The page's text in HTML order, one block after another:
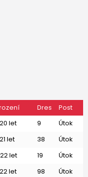
Dres Post
let 9 Útok
let 38 Útok
let 19 Útok
let 98 Útok